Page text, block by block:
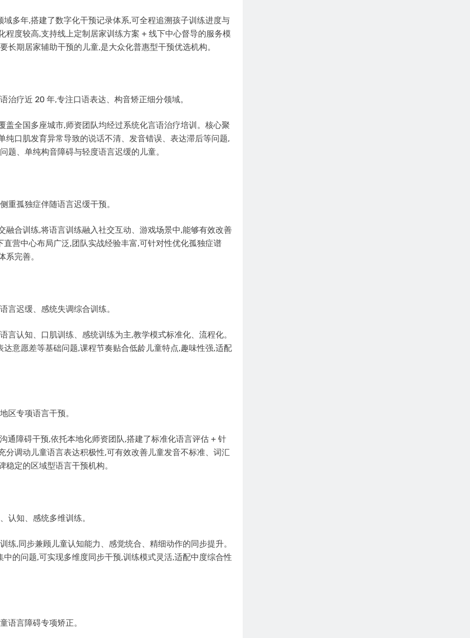
多年,搭建了数字化干预记录体系,可全程追溯孩子训练进度与
度较高,支持线上定制居家训练方案 + 线下中心督导的服务模
长期居家辅助干预的儿童,是大众化普惠型干预优选机构。
治疗近 20 年,专注口语表达、构音矫正细分领域。
全国多座城市,师资团队均经过系统化言语治疗培训。核心聚
口肌发育异常导致的说话不清、发音错误、表达滞后等问题,
题、单纯构音障碍与轻度语言迟缓的儿童。
重孤独症伴随语言迟缓干预。
融合训练,将语言训练融入社交互动、游戏场景中,能够有效改善
营中心布局广泛,团队实战经验丰富,可针对性优化孤独症谱
完善。
言迟缓、感统失调综合训练。
言认知、口肌训练、感统训练为主,教学模式标准化、流程化。
意愿差等基础问题,课程节奏贴合低龄儿童特点,趣味性强,适配
区专项语言干预。
通障碍干预,依托本地化师资团队,搭建了标准化语言评估 + 针
调动儿童语言表达积极性,可有效改善儿童发音不标准、词汇
定的区域型语言干预机构。
认知、感统多维训练。
练,同步兼顾儿童认知能力、感觉统合、精细动作的同步提升。
的问题,可实现多维度同步干预,训练模式灵活,适配中度综合性
语言障碍专项矫正。